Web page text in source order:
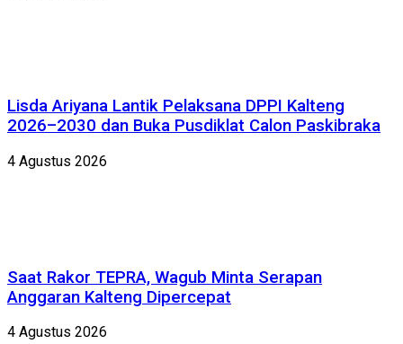
Lisda Ariyana Lantik Pelaksana DPPI Kalteng
2026–2030 dan Buka Pusdiklat Calon Paskibraka
4 Agustus 2026
Saat Rakor TEPRA, Wagub Minta Serapan
Anggaran Kalteng Dipercepat
4 Agustus 2026